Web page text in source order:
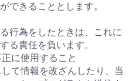
できることとします。
行為をしたときは、これに
る責任を負います。
に使用すること
て情報を改ざんしたり、当